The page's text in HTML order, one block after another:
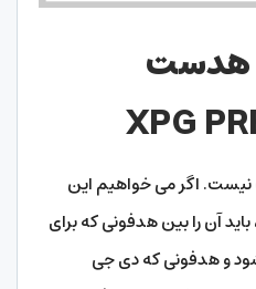
هدست
اگر می خواهیم این
آن را بین هدفونی که برای
و هدفونی که دی جی